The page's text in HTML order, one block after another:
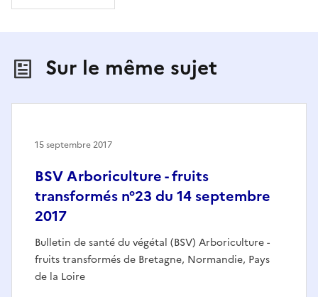
Sur le même sujet
BSV Arboriculture - fruits
transformés n°23 du 14 septembre
2017
Bulletin de santé du végétal (BSV) Arboriculture -
fruits transformés de Bretagne, Normandie, Pays
de la Loire
15 septembre 2017